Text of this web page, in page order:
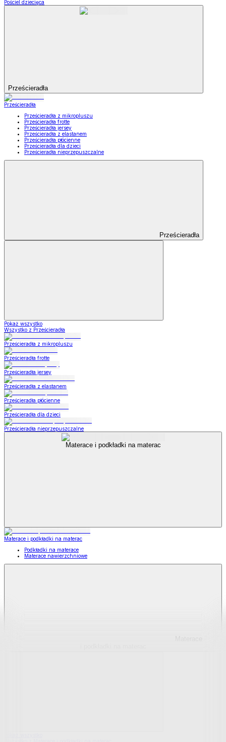
Pościel dziecięca
Prześcieradła
Prześcieradła
Prześcieradła z mikropluszu
Prześcieradła frotte
Prześcieradła jersey
Prześcieradła z elastanem
Prześcieradła płócienne
Prześcieradła dla dzieci
Prześcieradła nieprzepuszczalne
Prześcieradła
Pokaż wszystko
Wszystko z Prześcieradła
Prześcieradła z mikropluszu
Prześcieradła frotte
Prześcieradła jersey
Prześcieradła z elastanem
Prześcieradła płócienne
Prześcieradła dla dzieci
Prześcieradła nieprzepuszczalne
Materace i podkładki na materac
Materace i podkładki na materac
Podkładki na materace
Materace nawierzchniowe